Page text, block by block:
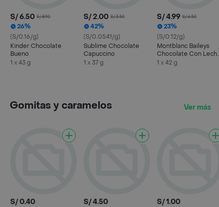
S/ 6.50 S/ 8.90
26%
(S/0.16/g)
Kinder Chocolate
Bueno
1 x 43 g
S/ 2.00 S/ 3.50
42%
(S/0.0541/g)
Sublime Chocolate
Capuccino
1 x 37 g
S/ 4.99 S/ 6.50
23%
(S/0.12/g)
Montblanc Baileys
Chocolate Con
Crema Irlandesa
1 x 42 g
Gomitas y caramelos Ver más
S/ 0.40 S/ 4.50 S/ 1.00